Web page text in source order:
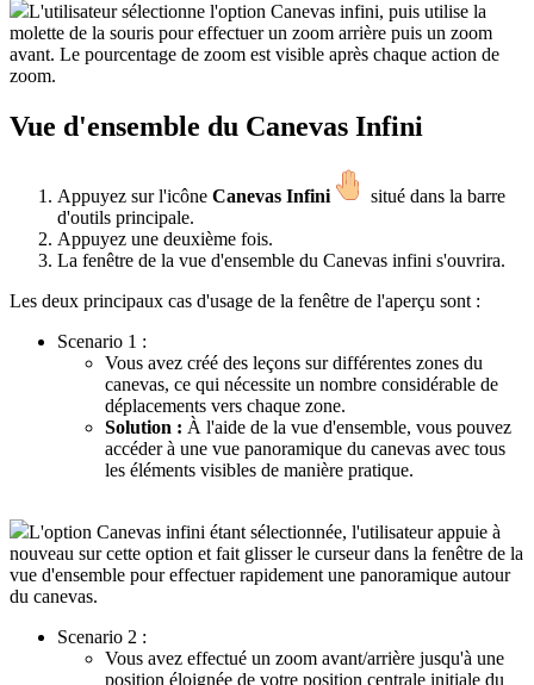
L'utilisateur sélectionne l'option Canevas infini, puis utilise la
molette de la souris pour effectuer un zoom arrière puis un zoom
avant. Le pourcentage de zoom est visible après chaque action de
zoom.
Vue d'ensemble du Canevas Infini
Appuyez sur l'icône Canevas Infini
situé dans la barre
d'outils principale.
Appuyez une deuxième fois.
La fenêtre de la vue d'ensemble du Canevas infini s'ouvrira.
Les deux principaux cas d'usage de la fenêtre de l'aperçu sont :
Scenario 1 :
Vous avez créé des leçons sur différentes zones du
canevas, ce qui nécessite un nombre considérable de
déplacements vers chaque zone.
Solution : À l'aide de la vue d'ensemble, vous pouvez
accéder à une vue panoramique du canevas avec tous
les éléments visibles de manière pratique.
L'option Canevas infini étant sélectionnée, l'utilisateur appuie à
nouveau sur cette option et fait glisser le curseur dans la fenêtre de la
vue d'ensemble pour effectuer rapidement une panoramique autour
du canevas.
Scenario 2 :
Vous avez effectué un zoom avant/arrière jusqu'à une
position éloignée de votre position centrale initiale du